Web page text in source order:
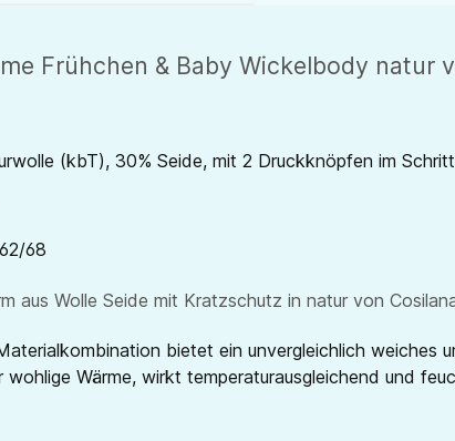
Frühchen & Baby Wickelbody
(kbT), 30% Seide, mit 2 Druckknöpfen im Schritt
68
aus Wolle Seide mit Kratzschutz in natur von
bietet ein unvergleichlich weiches
Wärme, wirkt temperaturausgleichend und